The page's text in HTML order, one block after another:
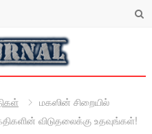
மகஸின் சிறையில்
விடுதலைக்கு உதவுங்கள்!